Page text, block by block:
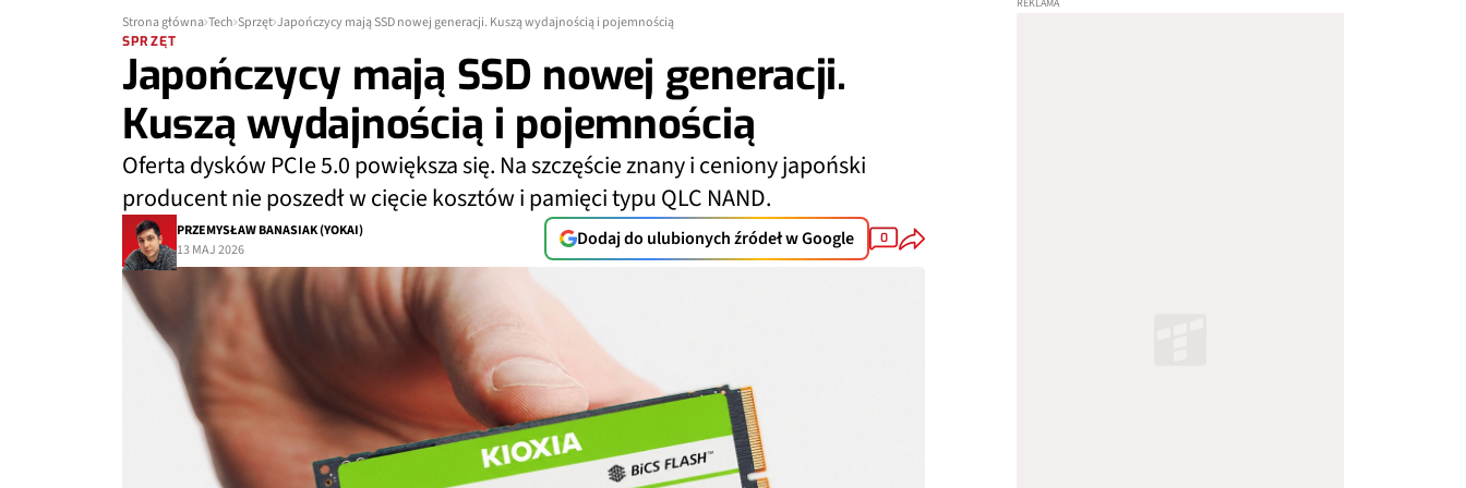
Strona główna Tech Sprzęt Japończycy mają SSD nowej generacji. Kuszą wydajnością i pojemnością
SPRZĘT
Japończycy mają SSD nowej generacji.
Kuszą wydajnością i pojemnością
Oferta dysków PCIe 5.0 powiększa się. Na szczęście znany i ceniony japoński
producent nie poszedł w cięcie kosztów i pamięci typu QLC NAND.
PRZEMYSŁAW BANASIAK (YOKAI)
13 MAJ 2026
Dodaj do ulubionych źródeł w Google 0